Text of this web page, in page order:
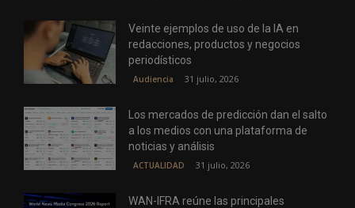
Veinte ejemplos de uso de la IA en
redacciones, productos y negocios
periodísticos
Audiencia 31 julio, 2026
Los mercados de predicción dan el salto
a los medios con una plataforma de
noticias y análisis
ACTUALIDAD 31 julio, 2026
WAN-IFRA reúne las principales